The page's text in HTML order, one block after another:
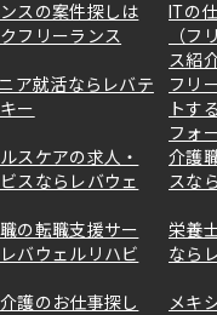
スの案件探しは
フリーランス
ITの
（フ
ス紹
ア就活ならレバテ
ー
フリ
トす
フォ
スケアの求人・
スならレバウェ
介護
スな
の転職支援サー
バウェルリハビ
栄養
なら
護のお仕事探し
メキ